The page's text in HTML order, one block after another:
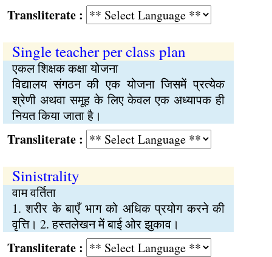
:
Single teacher per class plan
एकल शिक्षक कक्षा योजना
विद्यालय संगठन की एक योजना जिसमें प्रत्येक
श्रेणी अथवा समूह के लिए केवल एक अध्यापक ही
नियत किया जाता है।
:
Sinistrality
वाम वर्तिता
1. शरीर के बाएँ भाग को अधिक प्रयोग करने की
वृत्ति। 2. हस्तलेखन में बाई ओर झुकाव।
: